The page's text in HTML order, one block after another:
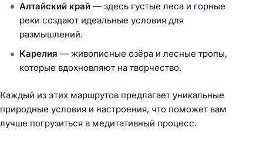
Алтайский край — здесь густые леса и горные
реки создают идеальные условия для
размышлений.
Карелия — живописные озёра и лесные тропы,
которые вдохновляют на творчество.
Каждый из этих маршрутов предлагает уникальные
природные условия и настроения, что поможет вам
лучше погрузиться в медитативный процесс.